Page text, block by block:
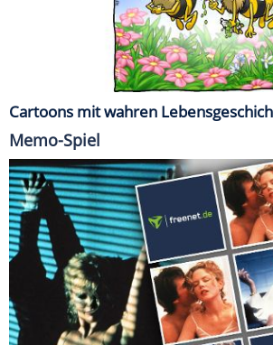
Cartoons mit wahren
Memo-Spiel